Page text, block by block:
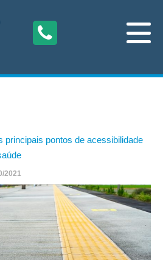
principais pontos de acessibilidade
2021